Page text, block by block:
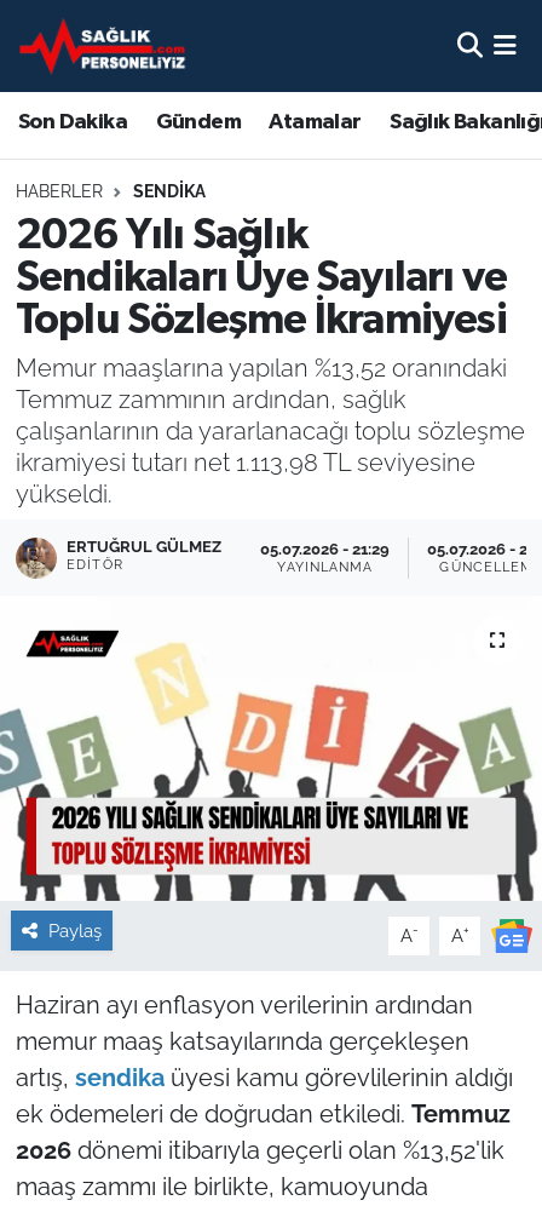
Son Dakika Gündem Atamalar Sağlık
HABERLER SENDIKA
2026 Yılı Sağlık
Sendikaları Üye Sayıları ve
Toplu Sözleşme İkramiyesi
Memur maaşlarına yapılan %13,52 oranındaki
Temmuz zammının ardından, sağlık
çalışanlarının da yararlanacağı toplu sözleşme
ikramiyesi tutarı net 1.113,98 TL seviyesine
yükseldi.
ERTUĞRUL GÜLMEZ
EDITÖR
05.07.2026 - 21:29
YAYINLANMA
05.07.2026 -
Paylaş A- A+
Haziran ayı enflasyon verilerinin ardından
memur maaş katsayılarında gerçekleşen
artış, sendikaüyesi kamu görevlilerinin aldığı
ek ödemeleri de doğrudan etkiledi. Temmuz
2026dönemi itibarıyla geçerli olan %13,52'lik
maaş zammı ile birlikte, kamuoyunda
Son Dakika
Gündem
Atamalar
Sağlık Bakanlığı
Mevzuat
Sendika
Sağlık Personeli Alımı
Güncel
Kamu Alımları
Nöbetçi Eczaneler
Hava Durumu
Namaz Vakitleri
Trafik Durumu
Süper Lig Puan Durumu ve Fikstür
Tüm Manşetler
Son Dakika Haberleri